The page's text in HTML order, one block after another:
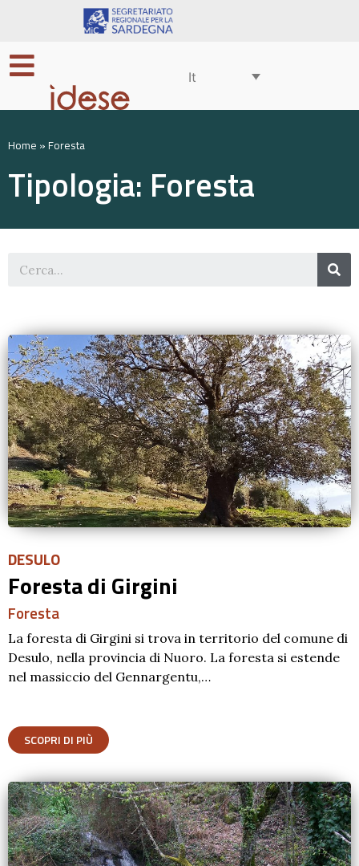
It
Home » Foresta
Tipologia: Foresta
DESULO
Foresta di Girgini
Foresta
La foresta di Girgini si trova in territorio del comune di
Desulo, nella provincia di Nuoro. La foresta si estende
nel massiccio del Gennargentu,…
SCOPRI DI PIÙ